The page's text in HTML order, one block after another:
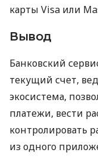
карты Visa или
Вывод
Банковский
текущий счет,
экосистема,
платежи, вести
контролировать
из одного